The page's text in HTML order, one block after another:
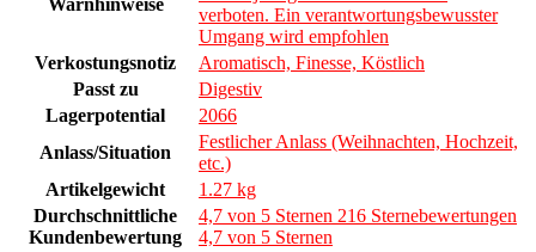
Warnhinweise
verboten. Ein verantwortungsbewusster
Umgang wird empfohlen
Verkostungsnotiz
Aromatisch, Finesse, Köstlich
Passt zu
Digestiv
Lagerpotential
2066
Anlass/Situation
Festlicher Anlass (Weihnachten, Hochzeit,
etc.)
Artikelgewicht
1.27 kg
Durchschnittliche
Kundenbewertung
4,7 von 5 Sternen 216 Sternebewertungen
4,7 von 5 Sternen